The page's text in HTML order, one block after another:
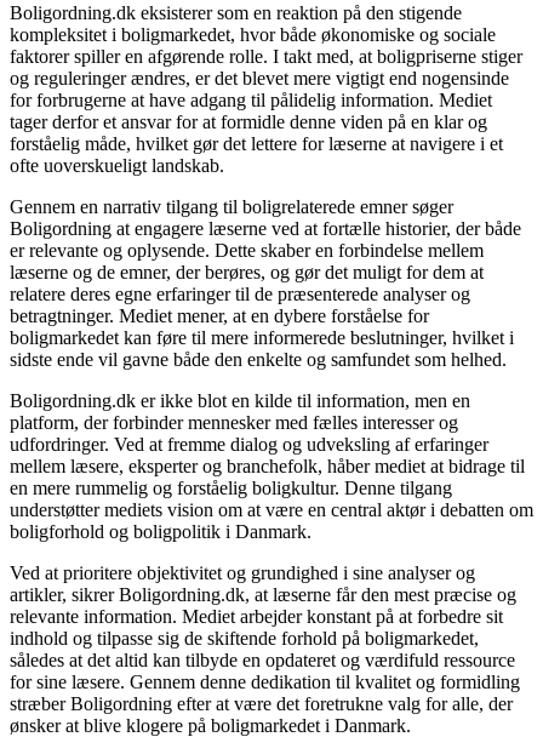
Boligordning.dk eksisterer som en reaktion på den stigende
kompleksitet i boligmarkedet, hvor både økonomiske og sociale
faktorer spiller en afgørende rolle. I takt med, at boligpriserne stiger
og reguleringer ændres, er det blevet mere vigtigt end nogensinde
for forbrugerne at have adgang til pålidelig information. Mediet
tager derfor et ansvar for at formidle denne viden på en klar og
forståelig måde, hvilket gør det lettere for læserne at navigere i et
ofte uoverskueligt landskab.
Gennem en narrativ tilgang til boligrelaterede emner søger
Boligordning at engagere læserne ved at fortælle historier, der både
er relevante og oplysende. Dette skaber en forbindelse mellem
læserne og de emner, der berøres, og gør det muligt for dem at
relatere deres egne erfaringer til de præsenterede analyser og
betragtninger. Mediet mener, at en dybere forståelse for
boligmarkedet kan føre til mere informerede beslutninger, hvilket i
sidste ende vil gavne både den enkelte og samfundet som helhed.
Boligordning.dk er ikke blot en kilde til information, men en
platform, der forbinder mennesker med fælles interesser og
udfordringer. Ved at fremme dialog og udveksling af erfaringer
mellem læsere, eksperter og branchefolk, håber mediet at bidrage til
en mere rummelig og forståelig boligkultur. Denne tilgang
understøtter mediets vision om at være en central aktør i debatten om
boligforhold og boligpolitik i Danmark.
Ved at prioritere objektivitet og grundighed i sine analyser og
artikler, sikrer Boligordning.dk, at læserne får den mest præcise og
relevante information. Mediet arbejder konstant på at forbedre sit
indhold og tilpasse sig de skiftende forhold på boligmarkedet,
således at det altid kan tilbyde en opdateret og værdifuld ressource
for sine læsere. Gennem denne dedikation til kvalitet og formidling
stræber Boligordning efter at være det foretrukne valg for alle, der
ønsker at blive klogere på boligmarkedet i Danmark.